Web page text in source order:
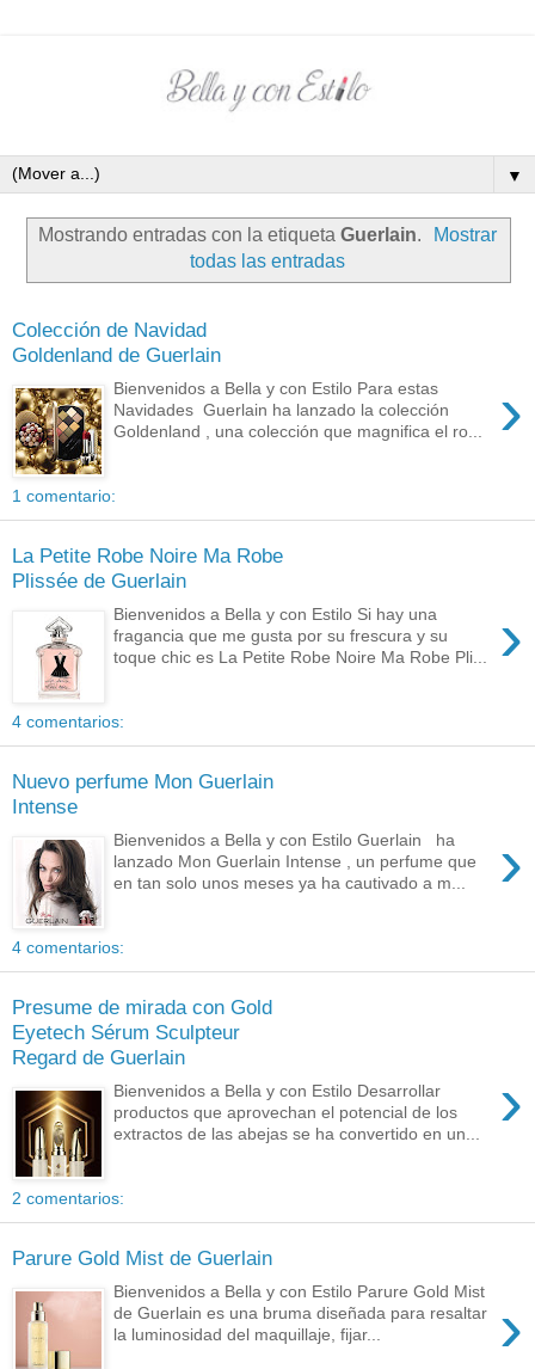
▼
Mostrando entradas con la etiqueta Guerlain.
Mostrar
todas las entradas
Colección de Navidad
Goldenland de Guerlain
›
Bienvenidos a Bella y con Estilo Para estas
Navidades Guerlain ha lanzado la colección
Goldenland , una colección que magnifica el ro...
1 comentario:
La Petite Robe Noire Ma Robe
Plissée de Guerlain
›
Bienvenidos a Bella y con Estilo Si hay una
fragancia que me gusta por su frescura y su
toque chic es La Petite Robe Noire Ma Robe Pli...
4 comentarios:
Nuevo perfume Mon Guerlain
Intense
›
Bienvenidos a Bella y con Estilo Guerlain ha
lanzado Mon Guerlain Intense , un perfume que
en tan solo unos meses ya ha cautivado a m...
4 comentarios:
Presume de mirada con Gold
Eyetech Sérum Sculpteur
Regard de Guerlain
›
Bienvenidos a Bella y con Estilo Desarrollar
productos que aprovechan el potencial de los
extractos de las abejas se ha convertido en un...
2 comentarios:
Parure Gold Mist de Guerlain
›
Bienvenidos a Bella y con Estilo Parure Gold Mist
de Guerlain es una bruma diseñada para resaltar
la luminosidad del maquillaje, fijar...